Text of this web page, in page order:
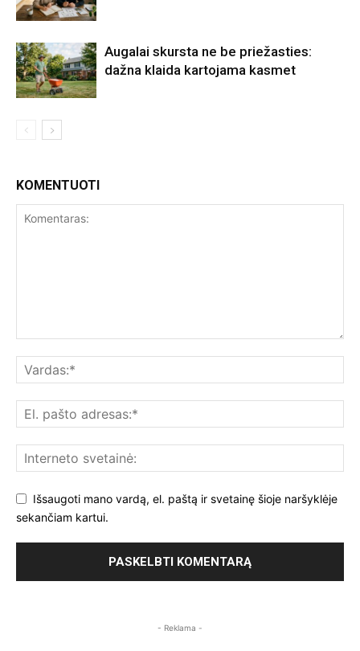
Augalai skursta ne be priežasties:
dažna klaida kartojama kasmet
KOMENTUOTI
Išsaugoti mano vardą, el. paštą ir svetainę šioje naršyklėje
sekančiam kartui.
- Reklama -